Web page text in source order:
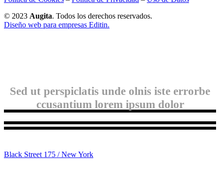
© 2023 Augita. Todos los derechos reservados.
Diseño web para empresas Editin.
Sed ut perspiclatis unde olnis iste errorbe
ccusantium lorem ipsum dolor
Black Street 175 / New York